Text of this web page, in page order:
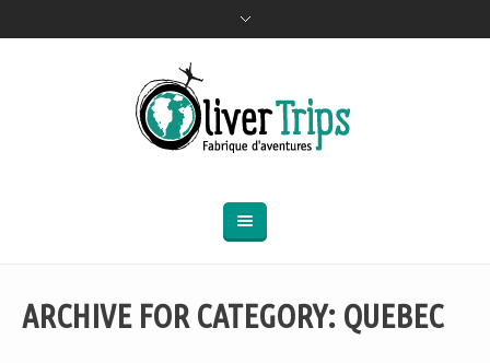
ARCHIVE FOR CATEGORY: QUEBEC